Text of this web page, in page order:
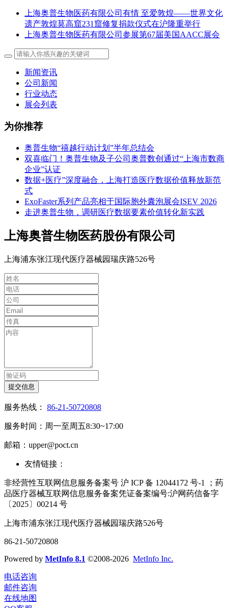
上海奥普生物医药有限公司有情 至爱敦煌——世界文化
遗产敦煌莫高窟231窟修复捐款仪式在沪隆重举行
上海奥普生物医药有限公司参展第67届美国AACC展会
新闻资讯
公司新闻
行业动态
展会列表
为你推荐
奥普生物“禧越行动计划”半年总结会
双喜临门！奥普生物及子公司奥普数创通过“上海市数商
企业”认证
数据+医疗”深度融合，上海打造医疗数据价值释放新范
式
ExoFaster系列产品亮相于国际胞外囊泡展会ISEV 2026
走进奥普生物，调研医疗数据要素价值转化新实践
上海奥普生物医药股份有限公司
上海浦东张江现代医疗器械园瑞庆路526号
提交信息
服务热线： 86-21-50720808
服务时间：周一至周五8:30~17:00
邮箱：upper@poct.cn
友情链接：
非经营性互联网信息服务备案号 沪 ICP 备 12044172 号-1 ；药
品医疗器械互联网信息服务备案凭证备案编号:沪网药信备字
〔2025〕00214 号
上海市浦东张江现代医疗器械园瑞庆路526号
86-21-50720808
Powered by MetInfo 8.1 ©2008-2026 MetInfo Inc.
电话咨询
邮件咨询
在线地图